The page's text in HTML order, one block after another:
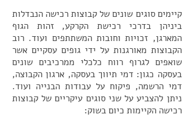
קיימים סוגים שונים של קבוצות רכישה הנבדלות
ביניהן בדרכי רכישת הקרקע, זהות הגוף
המארגן, זכויות וחובות המשתתפים ועוד. רוב
הקבוצות מאורגנות על ידי גופים עסקיים אשר
שואפים לגרוף רווח כלכלי ממרכיבים שונים
בעסקה כגון: דמי תיווך בעסקה, ארגון הקבוצה,
דמי הרשמה, פיקוח על עבודות הבנייה ועוד.
ניתן להצביע על שני סוגים עיקריים של קבוצות
רכישה הקיימות כיום בשוק: